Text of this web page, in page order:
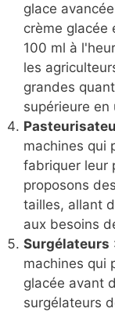
glace
crème glacée
100 ml à
les
grandes
supérieure en
machines qui
fabriquer leur
proposons
tailles, allant
aux besoins
Surgélateurs
machines qui
glacée avant
surgélateurs